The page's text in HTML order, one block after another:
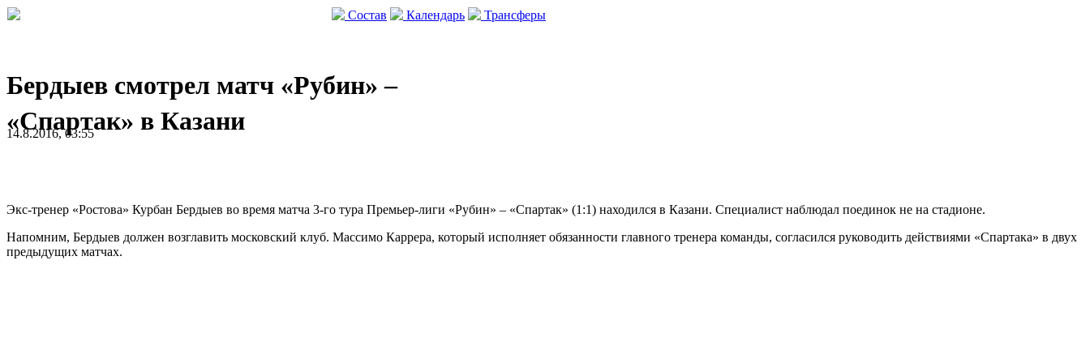
Состав Календарь Трансферы
Бердыев смотрел матч «Рубин» –
«Спартак» в Казани
14.8.2016, 03:55
Экс-тренер «Ростова» Курбан Бердыев во время матча 3-го тура Премьер-лиги «Рубин» – «Спартак» (1:1) находился в Казани. Специалист наблюдал поединок не на стадионе.
Напомним, Бердыев должен возглавить московский клуб. Массимо Каррера, который исполняет обязанности главного тренера команды, согласился руководить действиями «Спартака» в двух
предыдущих матчах.